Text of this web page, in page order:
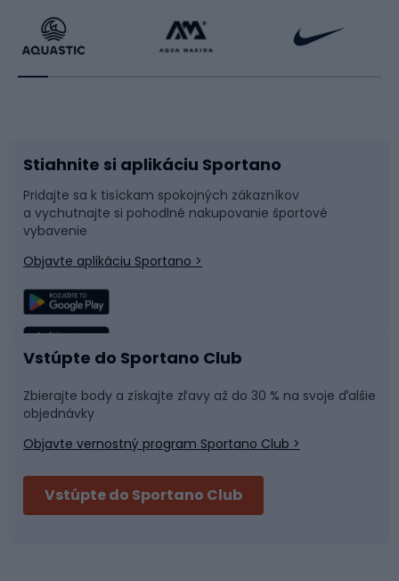
Beh
Príslušenstvo k bicyklom
Časti bicyklov
Rybolov
Športová medicína
Bushcraft
Bikepacking
Raketové športy
Sane a kĺzačky
Snowboard
Plávanie
Tímové športy
Fitness a posilňovňa
Cyklistické prilby
Stiahnite si aplikáciu Sportano
Pridajte sa k tisíckam spokojných zákazníkov
a vychutnajte si pohodlné nakupovanie športové
vybavenie
Objavte aplikáciu Sportano >
Vstúpte do Sportano Club
Zbierajte body a získajte zľavy až do 30 % na svoje ďalšie
objednávky
Objavte vernostný program Sportano Club >
Vstúpte do Sportano Club